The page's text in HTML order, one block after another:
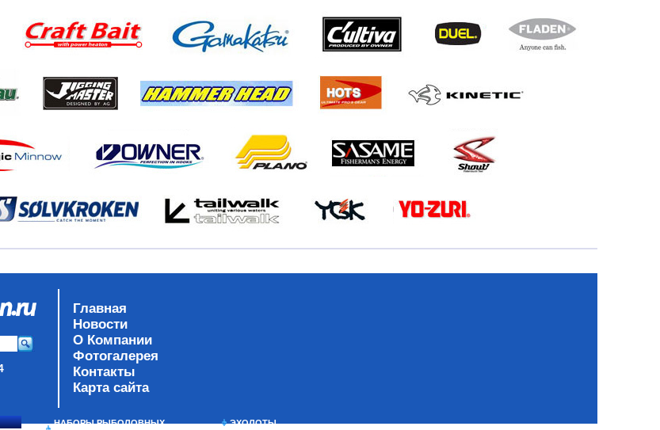
Главная
Новости
О Компании
Фотогалерея
Контакты
Карта сайта
НАБОРЫ РЫБОЛОВНЫХ
ЭХОЛОТЫ